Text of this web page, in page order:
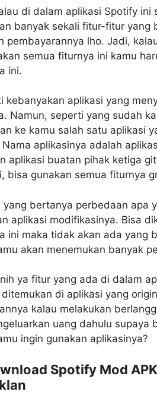
di dalam aplikasi Spotify ini
banyak sekali fitur-fitur yang
pembayarannya lho. Jadi,
semua fiturnya ini kamu
ini.
kebanyakan aplikasi yang
Namun, seperti yang sudah
ke kamu salah satu aplikasi
aplikasinya adalah
aplikasi buatan pihak ketiga
bisa gunakan semua fiturnya
yang bertanya perbedaan apa
aplikasi modifikasinya. Bisa
ini maka tidak akan ada yang
akan menemukan banyak
ya fitur yang ada di dalam
di aplikasi yang
kalau melakukan
uang dahulu supaya
ingin gunakan aplikasinya?
Spotify Mod